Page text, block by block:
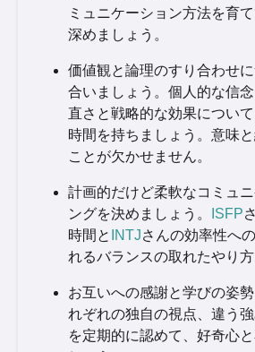
ミュニケーション方法を育
深めましょう。
価値観と論理のすり合わせ
合いましょう。個人的な信
直さと戦略的な効果につい
時間を持ちましょう。意味
ことが欠かせません。
計画的だけど柔軟なコミュ
ングを決めましょう。
ISFP
時間と INTJさんの効率性へ
れるバランスの取れたやり方
お互いへの感謝と学びの姿
れぞれの独自の視点、違う
を定期的に認めて、好奇心